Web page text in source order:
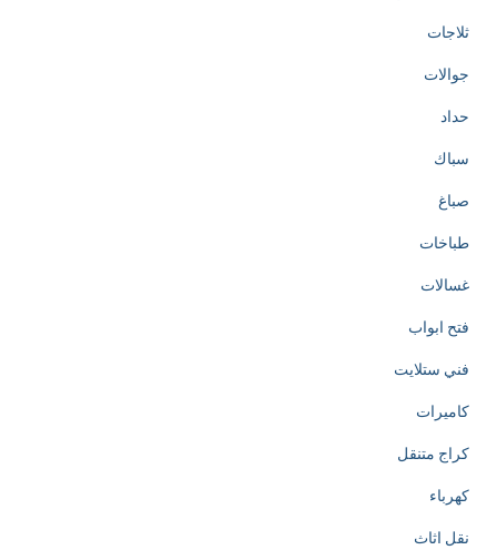
ثلاجات
جوالات
حداد
سباك
صباغ
طباخات
غسالات
فتح ابواب
فني ستلايت
كاميرات
كراج متنقل
كهرباء
نقل اثاث